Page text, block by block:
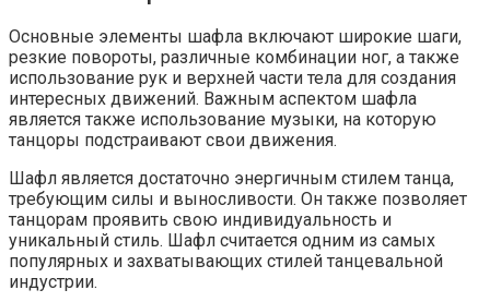
Основные элементы шафла включают широкие шаги,
резкие повороты, различные комбинации ног, а также
использование рук и верхней части тела для создания
интересных движений. Важным аспектом шафла
является также использование музыки, на которую
танцоры подстраивают свои движения.
Шафл является достаточно энергичным стилем танца,
требующим силы и выносливости. Он также позволяет
танцорам проявить свою индивидуальность и
уникальный стиль. Шафл считается одним из самых
популярных и захватывающих стилей танцевальной
индустрии.